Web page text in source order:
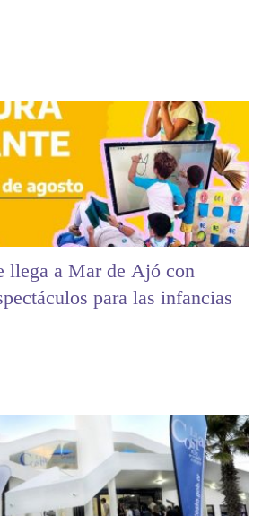
llega a Mar de Ajó con
para las infancias